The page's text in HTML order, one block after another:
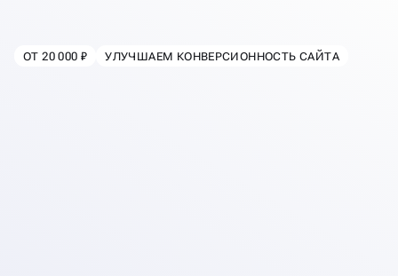
ПО 150+ ПАРАМЕТРАМ
ОТ 20 000 ₽ УЛУЧШАЕМ КОНВЕРСИОННОСТЬ САЙТА